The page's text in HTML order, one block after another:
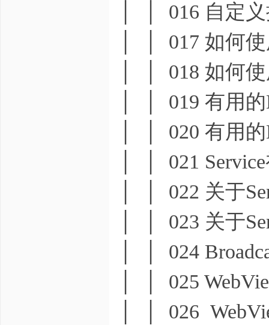
│ │ 016 自定
│ │ 017 如何使
│ │ 018 如何使
│ │ 019 有用的
│ │ 020 有用的
│ │ 021
│ │ 022 关于
│ │ 023 关于
│ │ 024
│ │ 025
│ │ 026